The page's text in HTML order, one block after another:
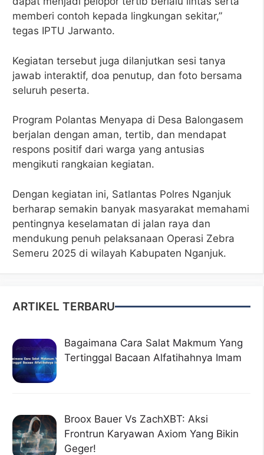
memberi contoh kepada lingkungan sekitar,”
tegas IPTU Jarwanto.
Kegiatan tersebut juga dilanjutkan sesi tanya
jawab interaktif, doa penutup, dan foto bersama
seluruh peserta.
Program Polantas Menyapa di Desa Balongasem
berjalan dengan aman, tertib, dan mendapat
respons positif dari warga yang antusias
mengikuti rangkaian kegiatan.
Dengan kegiatan ini, Satlantas Polres Nganjuk
berharap semakin banyak masyarakat memahami
pentingnya keselamatan di jalan raya dan
mendukung penuh pelaksanaan Operasi Zebra
Semeru 2025 di wilayah Kabupaten Nganjuk.
ARTIKEL TERBARU
Bagaimana Cara Salat Makmum Yang
Tertinggal Bacaan Alfatihahnya Imam
Broox Bauer Vs ZachXBT: Aksi
Frontrun Karyawan Axiom Yang Bikin
Geger!